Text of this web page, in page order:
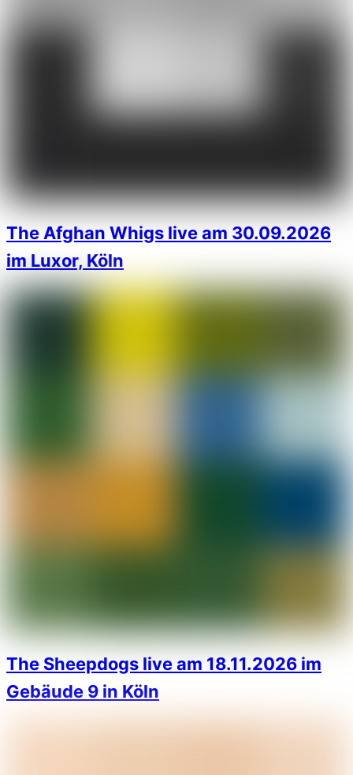
The Afghan Whigs live am 30.09.2026
im Luxor, Köln
The Sheepdogs live am 18.11.2026 im
Gebäude 9 in Köln